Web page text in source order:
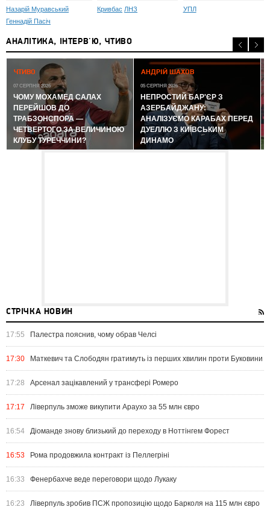
Назарій Муравський
Геннадій Пасіч
Кривбас ЛНЗ УПЛ
АНАЛІТИКА, ІНТЕРВ'Ю, ЧТИВО
ЧТИВО
07 СЕРПНЯ 2026
ЧОМУ МОХАМЕД САЛАХ
ПЕРЕЙШОВ ДО
ТРАБЗОНСПОРА —
ЧЕТВЕРТОГО ЗА ВЕЛИЧИНОЮ
КЛУБУ ТУРЕЧЧИНИ?
АНДРІЙ ШАХОВ
05 СЕРПНЯ 2026
НЕПРОСТИЙ БАР'ЄР З
АЗЕРБАЙДЖАНУ:
АНАЛІЗУЄМО КАРАБАХ ПЕРЕД
ДУЕЛЛЮ З КИЇВСЬКИМ
ДИНАМО
СТРІЧКА НОВИН
17:55 Палестра пояснив, чому обрав Челсі
17:30 Маткевич та Слободян гратимуть із перших хвилин проти Буковини
17:28 Арсенал зацікавлений у трансфері Ромеро
17:17 Ліверпуль зможе викупити Араухо за 55 млн євро
16:54 Діоманде знову близький до переходу в Ноттінгем Форест
16:53 Рома продовжила контракт із Пеллегріні
16:33 Фенербахче веде переговори щодо Лукаку
16:23 Ліверпуль зробив ПСЖ пропозицію щодо Барколя на 115 млн євро